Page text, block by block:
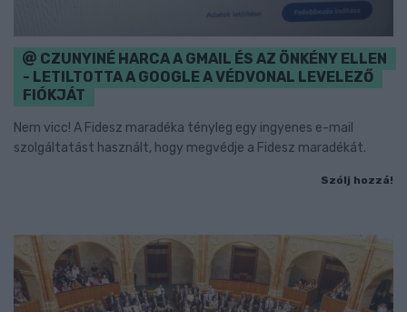
CZUNYINÉ HARCA A GMAIL ÉS AZ ÖNKÉNY ELLEN
- LETILTOTTA A GOOGLE A VÉDVONAL LEVELEZŐ
FIÓKJÁT
Nem vicc! A Fidesz maradéka tényleg egy ingyenes e-mail
szolgáltatást használt, hogy megvédje a Fidesz maradékát.
Szólj hozzá!